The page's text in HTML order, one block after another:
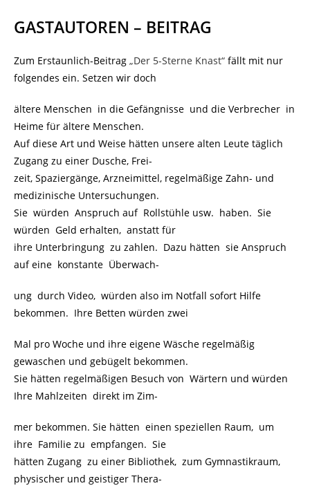
GASTAUTOREN – BEITRAG
Zum Erstaunlich-Beitrag „Der 5-Sterne Knast“ fällt mit nur
folgendes ein. Setzen wir doch
ältere Menschen in die Gefängnisse und die Verbrecher in
Heime für ältere Menschen.
Auf diese Art und Weise hätten unsere alten Leute täglich
Zugang zu einer Dusche, Frei-
zeit, Spaziergänge, Arzneimittel, regelmäßige Zahn- und
medizinische Untersuchungen.
Sie würden Anspruch auf Rollstühle usw. haben. Sie
würden Geld erhalten, anstatt für
ihre Unterbringung zu zahlen. Dazu hätten sie Anspruch
auf eine konstante Überwach-
ung durch Video, würden also im Notfall sofort Hilfe
bekommen. Ihre Betten würden zwei
Mal pro Woche und ihre eigene Wäsche regelmäßig
gewaschen und gebügelt bekommen.
Sie hätten regelmäßigen Besuch von Wärtern und würden
Ihre Mahlzeiten direkt im Zim-
mer bekommen. Sie hätten einen speziellen Raum, um
ihre Familie zu empfangen. Sie
hätten Zugang zu einer Bibliothek, zum Gymnastikraum,
physischer und geistiger Thera-